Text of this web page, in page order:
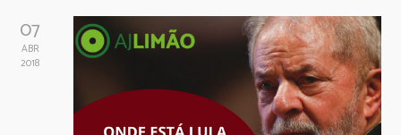
07
ABR
2018